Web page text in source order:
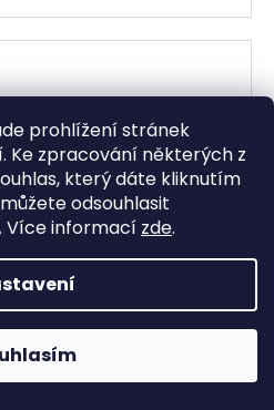
prohlížení stránek
Ke zpracování některých z
který dáte kliknutím
odsouhlasit
Více informací zde.